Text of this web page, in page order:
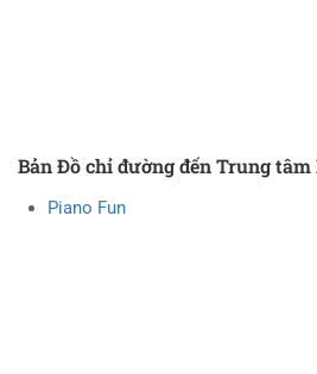
Bản Đồ chỉ đường đến Trung
Piano Fun